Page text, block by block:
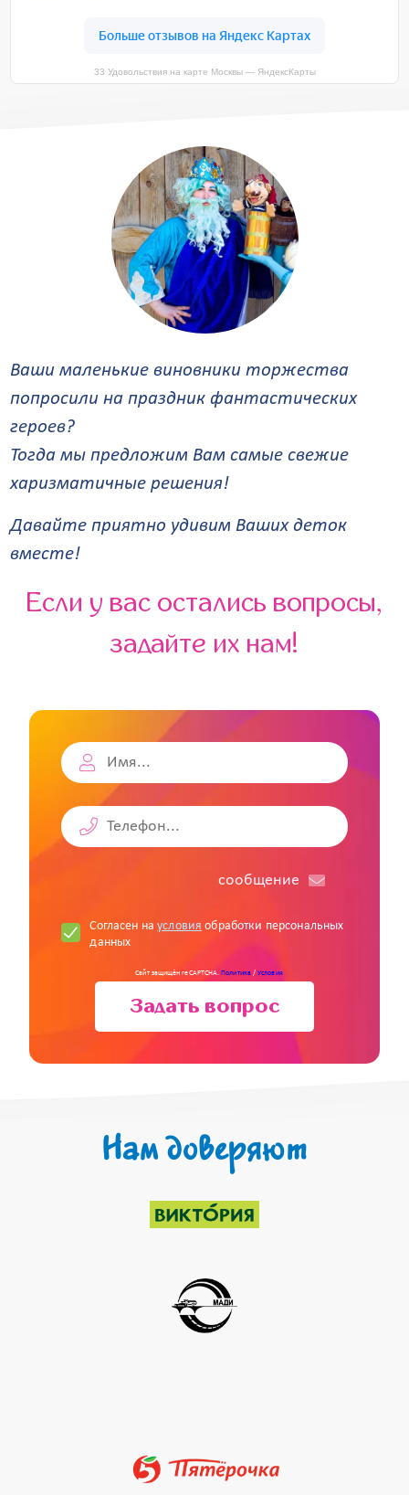
33 Удовольствия на карте Москвы — ЯндексКарты
Ваши маленькие виновники торжества
попросили на праздник фантастических
героев?
Тогда мы предложим Вам самые свежие
харизматичные решения!
Давайте приятно удивим Ваших деток
вместе!
Если у вас остались вопросы,
задайте их нам!
cообщение
Согласен наусловия обработки персональных
данных
Сайт защищён reCAPTCHA.Политика/Условия
Задать вопрос
Нам доверяют